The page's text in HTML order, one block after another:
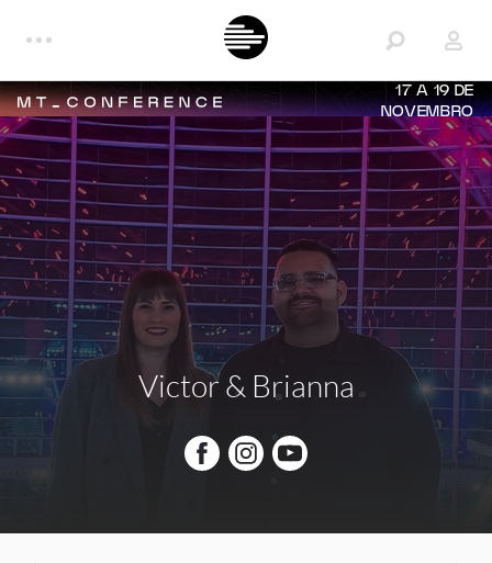
17 A 19 DE
NOVEMBRO
Victor & Brianna